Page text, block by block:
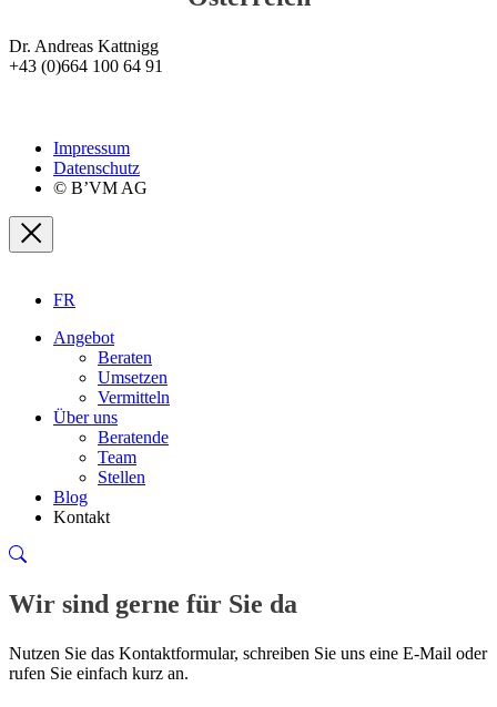
Dr. Andreas Kattnigg
+43 (0)664 100 64 91
Impressum
Datenschutz
© B’VM AG
FR
Angebot
Beraten
Umsetzen
Vermitteln
Über uns
Beratende
Team
Stellen
Blog
Kontakt
Wir sind gerne für Sie da
Nutzen Sie das Kontaktformular, schreiben Sie uns eine E-Mail oder
rufen Sie einfach kurz an.